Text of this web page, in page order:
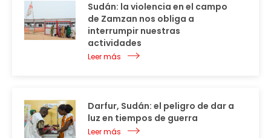
Sudán: la violencia en el campo
de Zamzan nos obliga a
interrumpir nuestras
actividades
Leer más
Darfur, Sudán: el peligro de dar a
luz en tiempos de guerra
Leer más